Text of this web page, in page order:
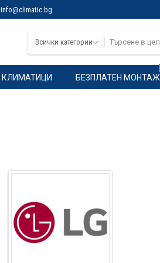
info@climatic.bg
Всички категории
КЛИМАТИЦИ БЕЗПЛАТЕН МОНТАЖ